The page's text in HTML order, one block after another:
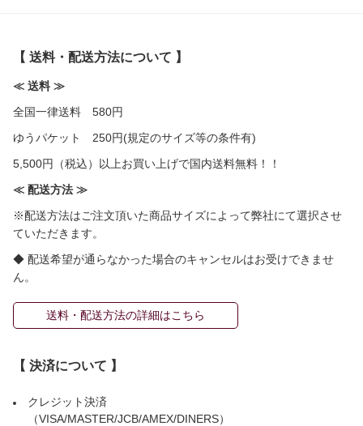
【 送料・配送方法について 】
≪ 送料 ≫
全国一律送料 580円
ゆうパケット 250円(規定のサイズ等の条件有)
5,500円（税込）以上お買い上げで国内送料無料！！
≪ 配送方法 ≫
※配送方法はご注文頂いた商品サイズによって弊社にて選択させ
ていただきます。
◆ 配送希望が通らなかった場合のキャンセルはお受けできませ
ん。
送料・配送方法の詳細はこちら
【 決済について 】
クレジット決済
（VISA/MASTER/JCB/AMEX/DINERS）